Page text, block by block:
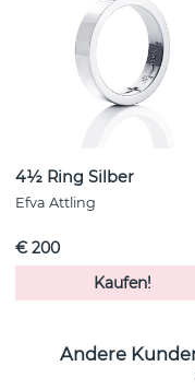
4½ Ring Silber
Efva Attling
€ 200
Kaufen!
Andere